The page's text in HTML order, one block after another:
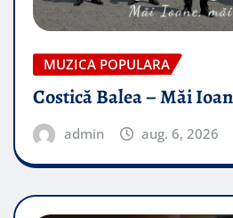
MUZICA POPULARA
Costică Balea – Măi
admin aug. 6, 2026